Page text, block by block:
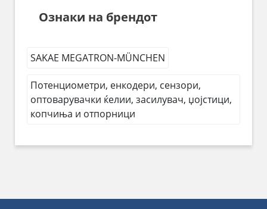
Ознаки на брендот
SAKAE MEGATRON-MÜNCHEN
Потенциометри, енкодери, сензори,
оптоварувачки ќелии, засилувач, џојстици,
копчиња и отпорници